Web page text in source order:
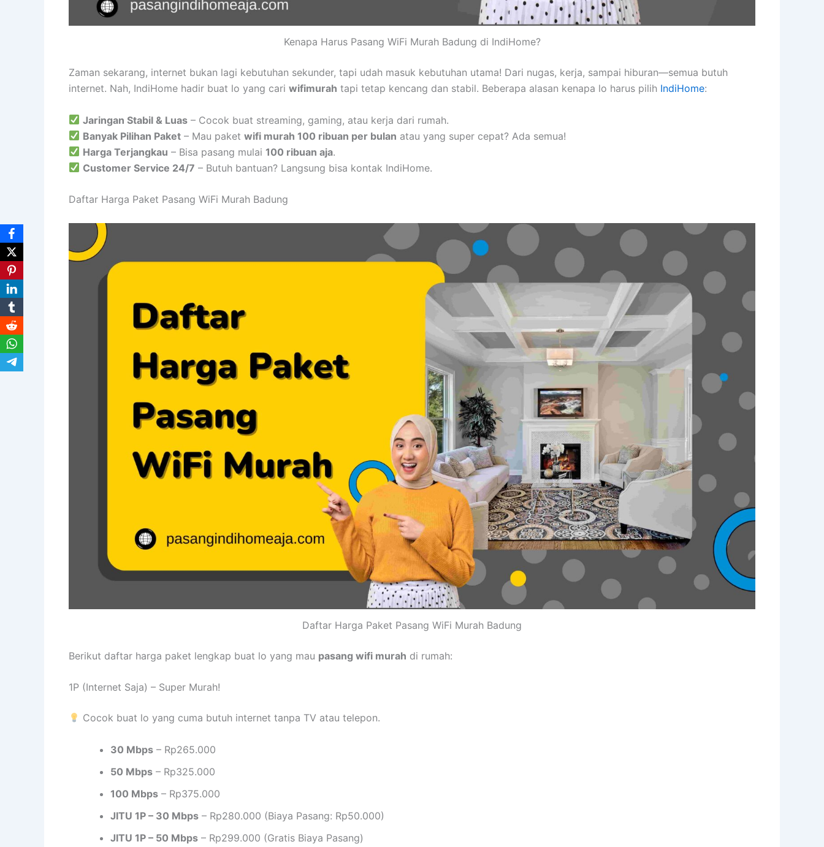
Kenapa Harus Pasang WiFi Murah Badung di IndiHome?
Zaman sekarang, internet bukan lagi kebutuhan sekunder, tapi udah masuk kebutuhan utama! Dari nugas, kerja, sampai hiburan—semua butuh
internet. Nah, IndiHome hadir buat lo yang cari wifimurah tapi tetap kencang dan stabil. Beberapa alasan kenapa lo harus pilih IndiHome:
Jaringan Stabil & Luas – Cocok buat streaming, gaming, atau kerja dari rumah.
Banyak Pilihan Paket – Mau paketwifi murah 100 ribuan per bulan atau yang super cepat? Ada semua!
Harga Terjangkau – Bisa pasang mulai100 ribuan aja.
Customer Service 24/7 – Butuh bantuan? Langsung bisa kontak IndiHome.
Daftar Harga Paket Pasang WiFi Murah Badung
Daftar Harga Paket Pasang WiFi Murah Badung
Berikut daftar harga paket lengkap buat lo yang mau pasang wifi murah di rumah:
1P (Internet Saja) – Super Murah!
Cocok buat lo yang cuma butuh internet tanpa TV atau telepon.
30 Mbps – Rp265.000
50 Mbps – Rp325.000
100 Mbps – Rp375.000
JITU 1P – 30 Mbps – Rp280.000 (Biaya Pasang: Rp50.000)
JITU 1P – 50 Mbps – Rp299.000 (Gratis Biaya Pasang)